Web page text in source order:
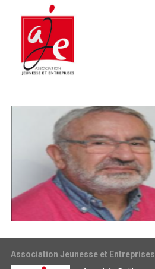
Association Jeunesse et Entreprises